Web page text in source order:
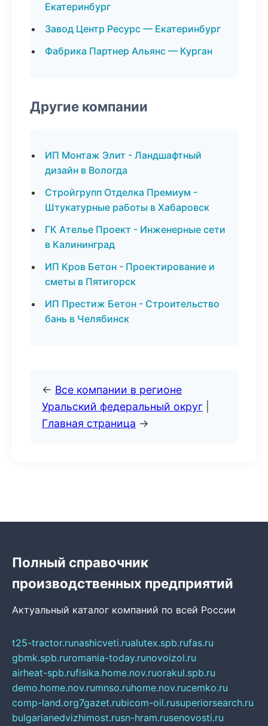
Екатеринбург
Завод Центр Ресурс — Екатеринбург
Фабрика Партнер Альянс — Курган
Другие компании
ИП Монтаж Элит - Ландшафтный
дизайн в Вологда
Стройгрупп Отделка Премиум -
Штукатурные работы в Хабаровск
ГК Ателье Проект - Инженерные сети
в Калининград
ИП Кров Бетон - Проектирование и
сметы в Пятигорск
ИП Престиж Бетон - Строительство
бань в Челябинск
← Все компании в регионе
Уральский федеральный округ
Главная страница →
Полный справочник
производственных предприятий
Актуальный каталог компаний по всей России
t25-tractor.runashicveti.rualutex.spb.rufas.ru
gbmk.spb.ruromania-today.runovoizol.ru
airheat-spb.rufisika.home.nov.ruorakul.spb.ru
demo.home.nov.rumnso.ruhome.nov.rucemko.ru
comp-land.org7gazet.rubicom-oil.rusuperiorsearch.ru
bulgarianedvizhimost.rusn-hram.rusenovosti.ru